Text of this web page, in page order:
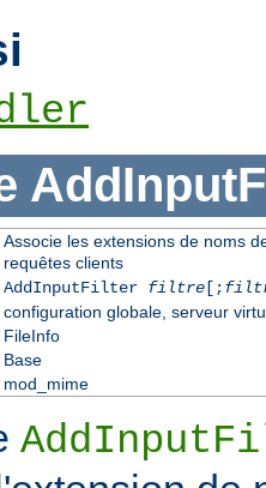
Associe les extensions de noms
requêtes clients
AddInputFilter filtre[;
configuration globale, serveur
FileInfo
Base
mod_mime